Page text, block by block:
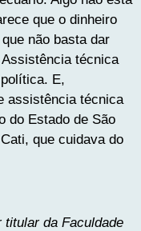
que o dinheiro
não basta dar
técnica
E,
assistência técnica
do Estado de São
que cuidava do
da Faculdade